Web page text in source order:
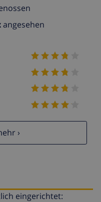
angesehen
›
eingerichtet: